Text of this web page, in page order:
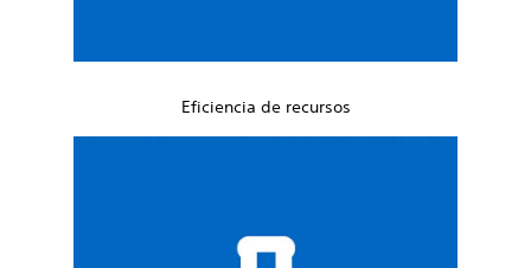
Eficiencia de recursos